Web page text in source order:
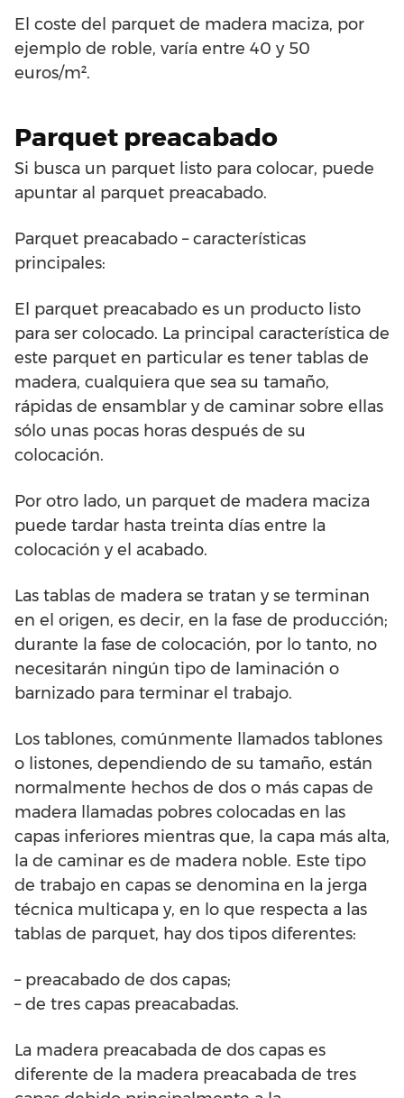
El coste del parquet de madera maciza, por
ejemplo de roble, varía entre 40 y 50
euros/m².
Parquet preacabado
Si busca un parquet listo para colocar, puede
apuntar al parquet preacabado.
Parquet preacabado – características
principales:
El parquet preacabado es un producto listo
para ser colocado. La principal característica de
este parquet en particular es tener tablas de
madera, cualquiera que sea su tamaño,
rápidas de ensamblar y de caminar sobre ellas
sólo unas pocas horas después de su
colocación.
Por otro lado, un parquet de madera maciza
puede tardar hasta treinta días entre la
colocación y el acabado.
Las tablas de madera se tratan y se terminan
en el origen, es decir, en la fase de producción;
durante la fase de colocación, por lo tanto, no
necesitarán ningún tipo de laminación o
barnizado para terminar el trabajo.
Los tablones, comúnmente llamados tablones
o listones, dependiendo de su tamaño, están
normalmente hechos de dos o más capas de
madera llamadas pobres colocadas en las
capas inferiores mientras que, la capa más alta,
la de caminar es de madera noble. Este tipo
de trabajo en capas se denomina en la jerga
técnica multicapa y, en lo que respecta a las
tablas de parquet, hay dos tipos diferentes:
– preacabado de dos capas;
– de tres capas preacabadas.
La madera preacabada de dos capas es
diferente de la madera preacabada de tres